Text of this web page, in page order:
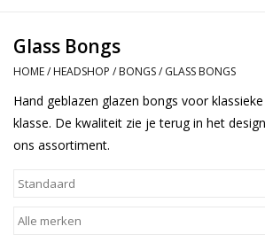
Smartshop
Headshop
Health Supplies
Glass Bongs
HOME/ HEADSHOP / BONGS/ GLASS BONGS
Hand geblazen glazen bongs voor
klasse. De kwaliteit zie je terug in het
ons assortiment.